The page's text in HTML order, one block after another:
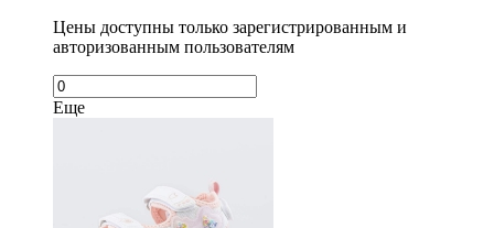
Цены доступны только зарегистрированным и
авторизованным пользователям
Еще